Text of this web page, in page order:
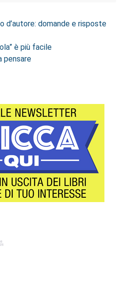
d’autore: domande e risposte
è più facile
pensare